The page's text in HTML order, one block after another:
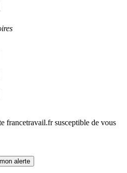
francetravail.fr susceptible de vous
alerte